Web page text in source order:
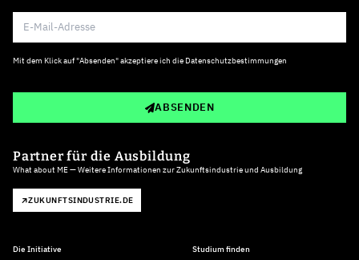
Mit dem Klick auf "Absenden" akzeptiere ich die Datenschutzbestimmungen
ABSENDEN
Partner für die Ausbildung
What about ME — Weitere Informationen zur Zukunftsindustrie und Ausbildung
ZUKUNFTSINDUSTRIE.DE
Die Initiative
Studium finden